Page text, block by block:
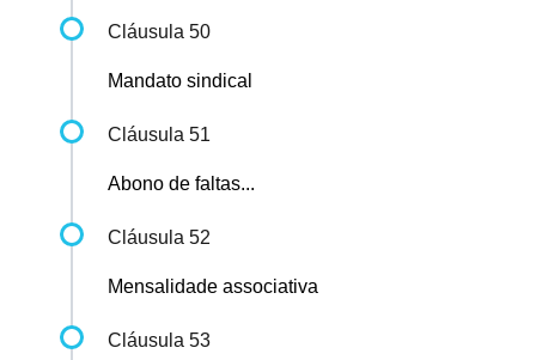
Cláusula 50
Mandato sindical
Cláusula 51
Abono de faltas...
Cláusula 52
Mensalidade associativa
Cláusula 53